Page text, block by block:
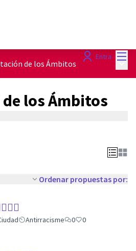
Entra
de los Ámbitos
los Ámbitos
Ordenar propuestas por:
Antirracisme 0 0